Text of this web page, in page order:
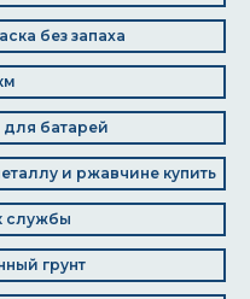
без запаха
для батарей
и ржавчине купить
службы
грунт